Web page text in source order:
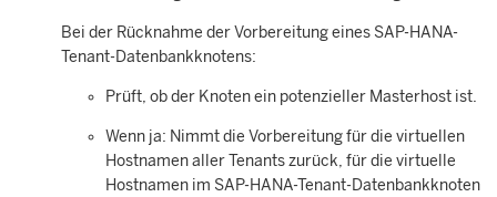
Bei der Rücknahme der Vorbereitung eines SAP-HANA-
Tenant-Datenbankknotens:
Prüft, ob der Knoten ein potenzieller Masterhost ist.
Wenn ja: Nimmt die Vorbereitung für die virtuellen
Hostnamen aller Tenants zurück, für die virtuelle
Hostnamen im SAP-HANA-Tenant-Datenbankknoten